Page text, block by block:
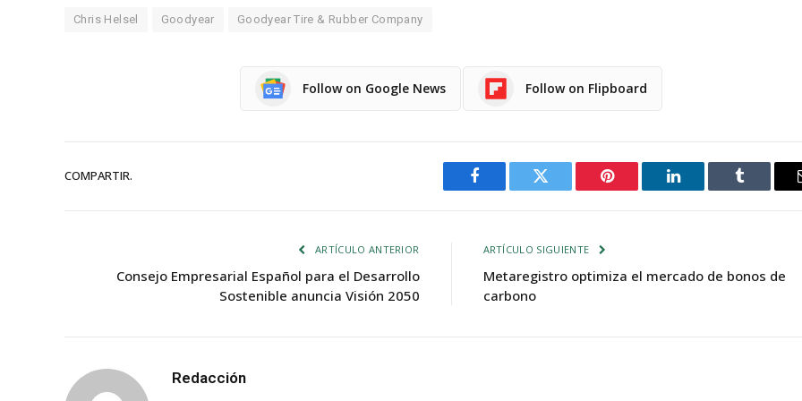
Chris Helsel Goodyear Goodyear Tire & Rubber Company
Follow on Google News Follow on Flipboard
COMPARTIR.
Facebook Twitter Pinterest LinkedIn Tumblr
ARTÍCULO ANTERIOR
Consejo Empresarial Español para el Desarrollo
Sostenible anuncia Visión 2050
ARTÍCULO SIGUIENTE
Metaregistro optimiza el mercado de bonos de
carbono
Redacción